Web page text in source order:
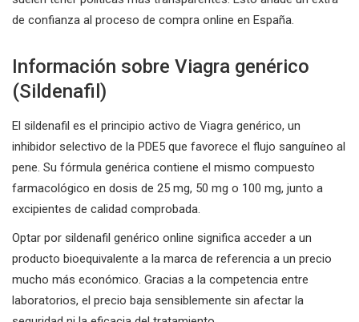
de confianza al proceso de compra online en España.
Información sobre Viagra genérico
(Sildenafil)
El sildenafil es el principio activo de Viagra genérico, un
inhibidor selectivo de la PDE5 que favorece el flujo sanguíneo al
pene. Su fórmula genérica contiene el mismo compuesto
farmacológico en dosis de 25 mg, 50 mg o 100 mg, junto a
excipientes de calidad comprobada.
Optar por sildenafil genérico online significa acceder a un
producto bioequivalente a la marca de referencia a un precio
mucho más económico. Gracias a la competencia entre
laboratorios, el precio baja sensiblemente sin afectar la